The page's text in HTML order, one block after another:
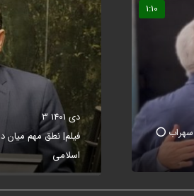
⭕️ فیلم | دعوت فعالین‌حسام آباد شوشتر از نماینده مردم سهراب
1:10
3 دی 1401
اسلامی